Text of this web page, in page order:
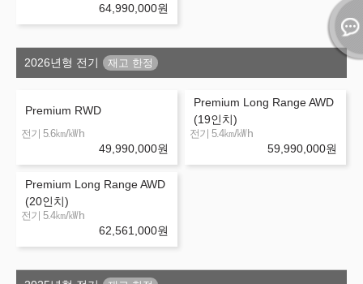
64,990,000원
2026년형 전기
Premium RWD
전기 5.6㎞/㎾h
49,990,000원
Premium Long Range AWD
(19인치)
전기 5.4㎞/㎾h
59,990,000원
Premium Long Range AWD
(20인치)
전기 5.4㎞/㎾h
62,561,000원